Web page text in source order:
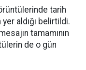
tarih
aldığı belirtildi.
tamamının
de o gün